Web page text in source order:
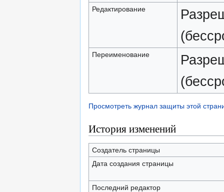
Редактирование
Переименование
Просмотреть журнал защиты этой
История изменений
Создатель страницы
Дата создания страницы
Последний редактор